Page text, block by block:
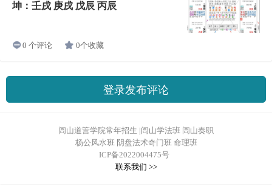
坤：壬戌 庚戌 戊辰 丙辰
0 个评论 0个收藏
登录发布评论
闾山道䇾学院常年招生 |闾山学法班 闾山奏职
杨公风水班 阴盘法术奇门班 命理班
ICP备2022004475号
联系我们 >>